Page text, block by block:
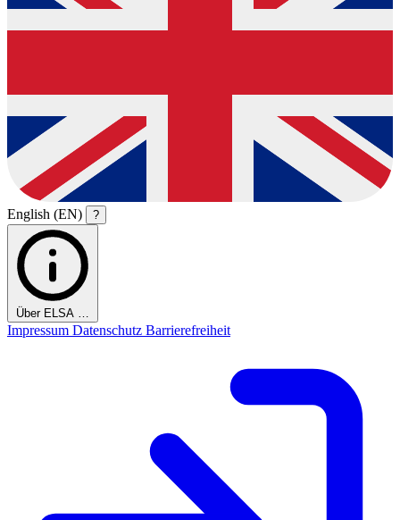
English (EN) ?
Über ELSA …
Impressum Datenschutz Barrierefreiheit